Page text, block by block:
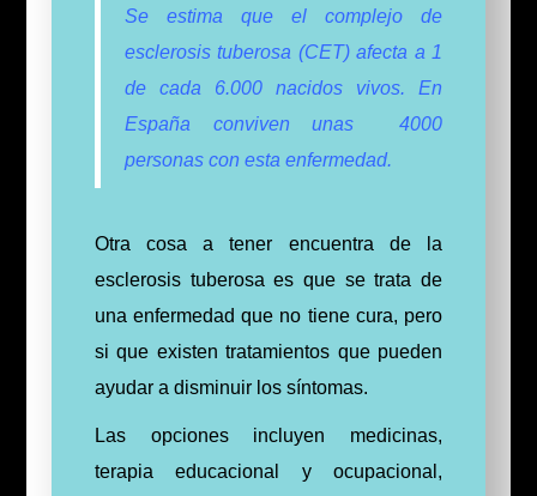
Se estima que el complejo de
esclerosis tuberosa (CET) afecta a 1
de cada 6.000 nacidos vivos. En
España conviven unas 4000
personas con esta enfermedad.
Otra cosa a tener encuentra de la
esclerosis tuberosa es que se trata de
una enfermedad que no tiene cura, pero
si que existen tratamientos que pueden
ayudar a disminuir los síntomas.
Las opciones incluyen medicinas,
terapia educacional y ocupacional,